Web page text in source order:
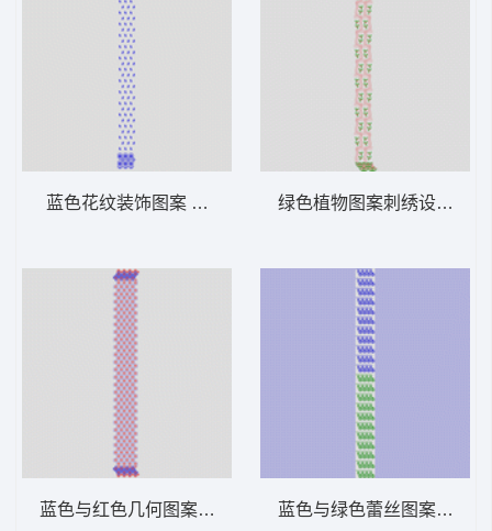
蓝色花纹装饰图案 窗帘
蓝色与红色几何图案装饰 窗帘
绿色植物图案刺绣设计 窗帘
蓝色与绿色蕾丝图案排列